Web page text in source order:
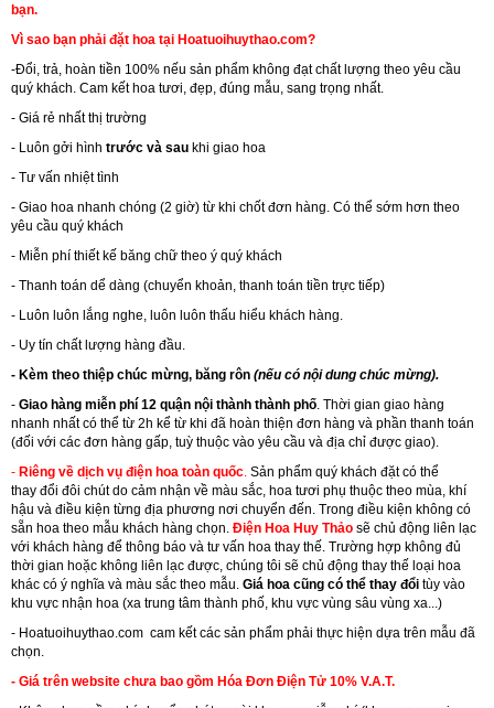
bạn.
Vì sao bạn phải đặt hoa tại Hoatuoihuythao.com?
-Đổi, trả, hoàn tiền 100% nếu sản phẩm không đạt chất lượng theo yêu cầu
quý khách. Cam kết hoa tươi, đẹp, đúng mẫu, sang trọng nhất.
- Giá rẻ nhất thị trường
- Luôn gởi hình trước và sau khi giao hoa
- Tư vấn nhiệt tình
- Giao hoa nhanh chóng (2 giờ) từ khi chốt đơn hàng. Có thể sớm hơn theo
yêu cầu quý khách
- Miễn phí thiết kế băng chữ theo ý quý khách
- Thanh toán dể dàng (chuyển khoản, thanh toán tiền trực tiếp)
- Luôn luôn lắng nghe, luôn luôn thấu hiểu khách hàng.
- Uy tín chất lượng hàng đầu.
- Kèm theo thiệp chúc mừng, băng rôn (nếu có nội dung chúc mừng).
- Giao hàng miễn phí 12 quận nội thành thành phố. Thời gian giao hàng
nhanh nhất có thể từ 2h kể từ khi đã hoàn thiện đơn hàng và phần thanh toán
(đối với các đơn hàng gấp, tuỳ thuộc vào yêu cầu và địa chỉ được giao).
- Riêng về dịch vụ điện hoa toàn quốc. Sản phẩm quý khách đặt có thể
thay đổi đôi chút do cảm nhận về màu sắc, hoa tươi phụ thuộc theo mùa, khí
hậu và điều kiện từng địa phương nơi chuyển đến. Trong điều kiện không có
sẵn hoa theo mẫu khách hàng chọn. Điện Hoa Huy Thảo sẽ chủ động liên lạc
với khách hàng để thông báo và tư vấn hoa thay thế. Trường hợp không đủ
thời gian hoặc không liên lạc được, chúng tôi sẽ chủ động thay thế loại hoa
khác có ý nghĩa và màu sắc theo mẫu. Giá hoa cũng có thể thay đổi tùy vào
khu vực nhận hoa (xa trung tâm thành phố, khu vực vùng sâu vùng xa...)
- Hoatuoihuythao.com cam kết các sản phẩm phải thực hiện dựa trên mẫu đã
chọn.
- Giá trên website chưa bao gồm Hóa Đơn Điện Tử 10% V.A.T.